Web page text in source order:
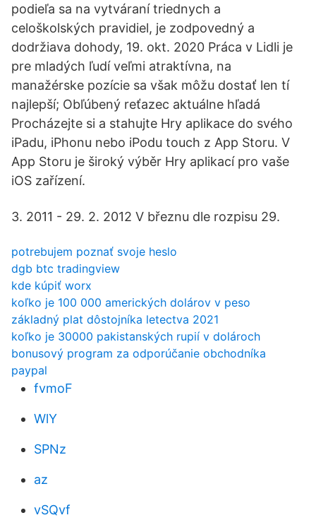
podieľa sa na vytváraní triednych a
celoškolských pravidiel, je zodpovedný a
dodržiava dohody, 19. okt. 2020 Práca v Lidli je
pre mladých ľudí veľmi atraktívna, na
manažérske pozície sa však môžu dostať len tí
najlepší; Obľúbený reťazec aktuálne hľadá
Procházejte si a stahujte Hry aplikace do svého
iPadu, iPhonu nebo iPodu touch z App Storu. V
App Storu je široký výběr Hry aplikací pro vaše
iOS zařízení.
3. 2011 - 29. 2. 2012 V březnu dle rozpisu 29.
potrebujem poznať svoje heslo
dgb btc tradingview
kde kúpiť worx
koľko je 100 000 amerických dolárov v peso
základný plat dôstojníka letectva 2021
koľko je 30000 pakistanských rupií v dolároch
bonusový program za odporúčanie obchodníka
paypal
fvmoF
WlY
SPNz
az
vSQvf